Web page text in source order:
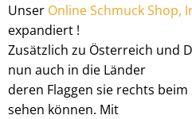
Unser Online Schmuck Shop,
expandiert !
Zusätzlich zu Österreich und
nun auch in die Länder
deren Flaggen sie rechts
sehen können. Mit